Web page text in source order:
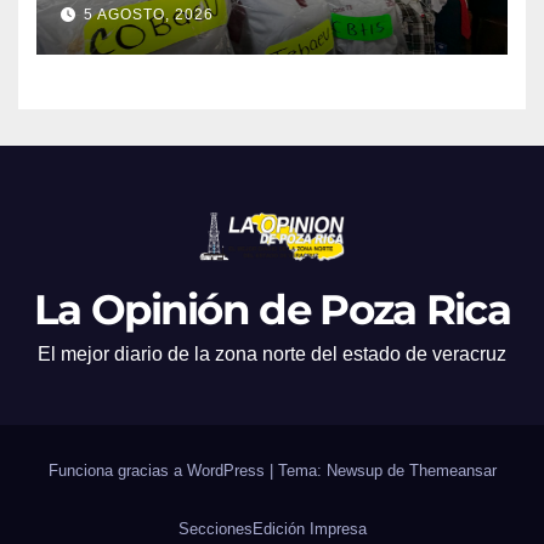
5 AGOSTO, 2026
La Opinión de Poza Rica
El mejor diario de la zona norte del estado de veracruz
Funciona gracias a WordPress Tema: Newsup de Themeansar
Secciones Edición Impresa